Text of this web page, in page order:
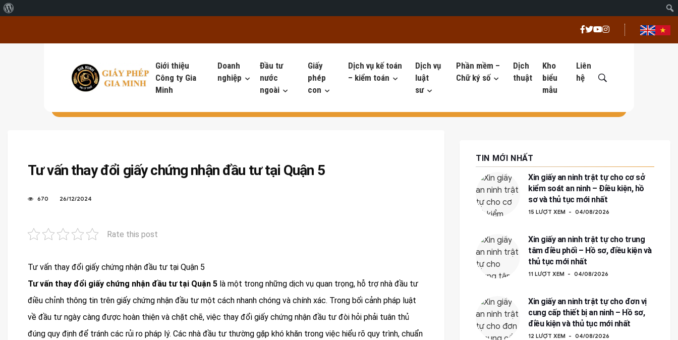
Giới thiệu
Công ty Gia
Minh
Doanh
nghiệp
Đầu tư
nước
ngoài
Giấy
phép
con
Dịch vụ kế toán
– kiểm toán
Dịch vụ
luật
sư
Phần mềm –
Chữ ký số
Dịch
thuật
Kho
biểu
mẫu
Liên
hệ
Tư vấn thay đổi giấy chứng nhận đầu tư tại Quận 5
670 26/12/2024
Rate this post
Tư vấn thay đổi giấy chứng nhận đầu tư tại Quận 5
Tư vấn thay đổi giấy chứng nhận đầu tư tại Quận 5 là một trong những dịch vụ quan trọng, hỗ trợ nhà đầu tư
điều chỉnh thông tin trên giấy chứng nhận đầu tư một cách nhanh chóng và chính xác. Trong bối cảnh pháp luật
về đầu tư ngày càng được hoàn thiện và chặt chẽ, việc thay đổi giấy chứng nhận đầu tư đòi hỏi phải tuân thủ
đúng quy định để tránh các rủi ro pháp lý. Các nhà đầu tư thường gặp khó khăn trong việc hiểu rõ quy trình, chuẩn
TIN MỚI NHẤT
Xin giấy an ninh trật tự cho cơ sở
kiểm soát an ninh – Điều kiện, hồ
sơ và thủ tục mới nhất
15 LƯỢT XEM 04/08/2026
Xin giấy an ninh trật tự cho trung
tâm điều phối – Hồ sơ, điều kiện và
thủ tục mới nhất
11 LƯỢT XEM 04/08/2026
Xin giấy an ninh trật tự cho đơn vị
cung cấp thiết bị an ninh – Hồ sơ,
điều kiện và thủ tục mới nhất
12 LƯỢT XEM 04/08/2026